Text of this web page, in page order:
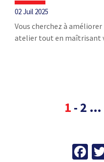
02 Juil 2025
Vous cherchez à
atelier tout en maîtrisant
1 - 2 …